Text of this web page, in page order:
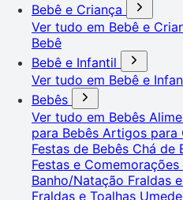
Bebê e Criança
Ver tudo em Bebê e
Bebê
Bebê e Infantil
Ver tudo em Bebê e
Bebês
Ver tudo em Bebês
para Bebês Artigos para
Festas de Bebês Chá de
Festas e Comemorações
Banho/Natação Fraldas
Fraldas e Toalhas